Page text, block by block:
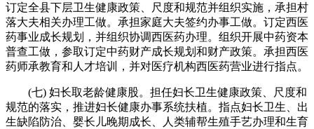
订定全县下层卫生健康政策、尺度和规范并组织实施，承担村
落大夫相关办理工做。承担家庭大夫签约办事工做。订定西医
药事业成长规划，并组织协调西医药办理。组织开展中药资本
普查工做，参取订定中药财产成长规划和财产政策。承担西医
药师承教育和人才培训，并对医疗机构西医药营业进行指点。
(七) 妇长取老龄健康股。担任妇长卫生健康政策、尺度和
规范的落实，推进妇长健康办事系统扶植。指点妇长卫生、出
生缺陷防治、婴长儿晚期成长、人类辅帮生殖手艺办理和生育